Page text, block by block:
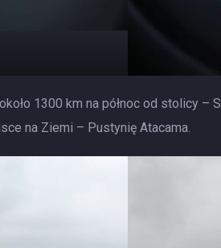
1300 km na północ od stolicy –
na Ziemi – Pustynię Atacama.